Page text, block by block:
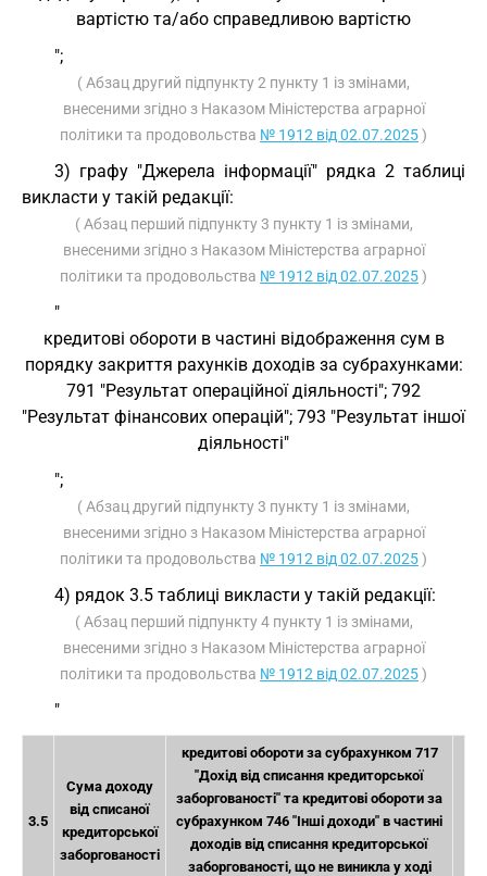
вартістю та/або справедливою вартістю
";
( Абзац другий підпункту 2 пункту 1 із змінами,
внесеними згідно з Наказом Міністерства аграрної
політики та продовольства № 1912 від 02.07.2025)
3) графу "Джерела інформації" рядка 2 таблиці
викласти у такій редакції:
( Абзац перший підпункту 3 пункту 1 із змінами,
внесеними згідно з Наказом Міністерства аграрної
політики та продовольства № 1912 від 02.07.2025)
"
кредитові обороти в частині відображення сум в
порядку закриття рахунків доходів за субрахунками:
791 "Результат операційної діяльності"; 792
"Результат фінансових операцій"; 793 "Результат іншої
діяльності"
";
( Абзац другий підпункту 3 пункту 1 із змінами,
внесеними згідно з Наказом Міністерства аграрної
політики та продовольства № 1912 від 02.07.2025)
4) рядок 3.5 таблиці викласти у такій редакції:
( Абзац перший підпункту 4 пункту 1 із змінами,
внесеними згідно з Наказом Міністерства аграрної
політики та продовольства № 1912 від 02.07.2025)
"
3.5
Сума доходу
від списаної
кредиторської
заборгованості
кредитові обороти за субрахунком 717
"Дохід від списання кредиторської
заборгованості" та кредитові обороти за
субрахунком 746 "Інші доходи" в частині
доходів від списання кредиторської
заборгованості, що не виникла у ході